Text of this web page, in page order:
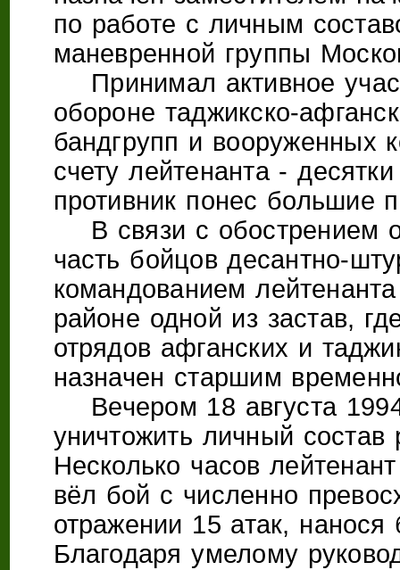
по работе с личным
маневренной группы
Принимал активное
обороне таджикско-
бандгрупп и вооруженных
счету лейтенанта -
противник понес большие
В связи с обострением
часть бойцов десантно-
командованием
районе одной из застав,
отрядов афганских и
назначен старшим
Вечером 18 августа
уничтожить личный состав
Несколько часов
вёл бой с численно
отражении 15 атак,
Благодаря умелому